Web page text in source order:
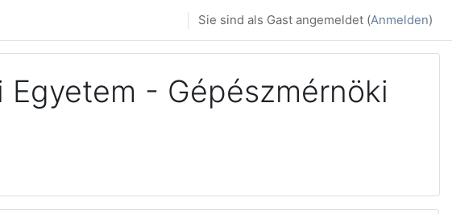
Sie sind als Gast angemeldet (Anmelden)
- Gépészmérnöki